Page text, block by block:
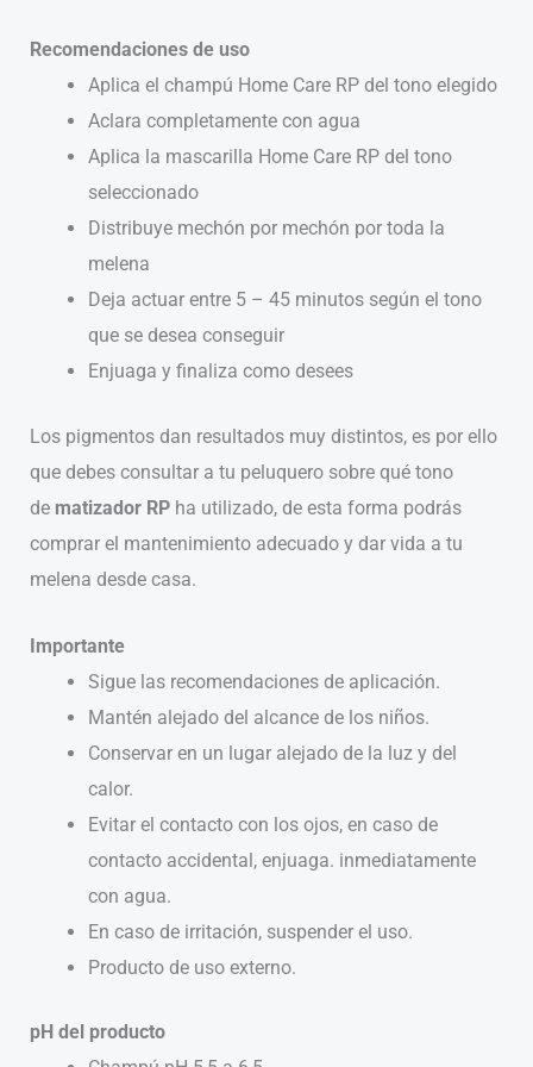
Recomendaciones de uso
Aplica el champú Home Care RP del tono elegido
Aclara completamente con agua
Aplica la mascarilla Home Care RP del tono
seleccionado
Distribuye mechón por mechón por toda la
melena
Deja actuar entre 5 – 45 minutos según el tono
que se desea conseguir
Enjuaga y finaliza como desees
Los pigmentos dan resultados muy distintos, es por ello
que debes consultar a tu peluquero sobre qué tono
de matizador RP ha utilizado, de esta forma podrás
comprar el mantenimiento adecuado y dar vida a tu
melena desde casa.
Importante
Sigue las recomendaciones de aplicación.
Mantén alejado del alcance de los niños.
Conservar en un lugar alejado de la luz y del
calor.
Evitar el contacto con los ojos, en caso de
contacto accidental, enjuaga. inmediatamente
con agua.
En caso de irritación, suspender el uso.
Producto de uso externo.
pH del producto